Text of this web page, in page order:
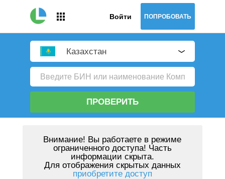
Войти ПОПРОБОВАТЬ
Казахстан
ПРОВЕРИТЬ
Внимание! Вы работаете в режиме
ограниченного доступа! Часть
информации скрыта.
Для отображения скрытых данных
приобретите доступ